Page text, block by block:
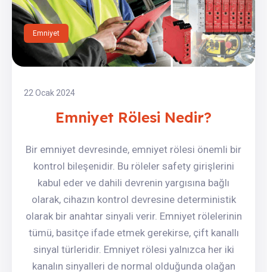
Emniyet
22 Ocak 2024
Emniyet Rölesi Nedir?
Bir emniyet devresinde, emniyet rölesi önemli bir
kontrol bileşenidir. Bu röleler safety girişlerini
kabul eder ve dahili devrenin yargısına bağlı
olarak, cihazın kontrol devresine deterministik
olarak bir anahtar sinyali verir. Emniyet rölelerinin
tümü, basitçe ifade etmek gerekirse, çift kanallı
sinyal türleridir. Emniyet rölesi yalnızca her iki
kanalın sinyalleri de normal olduğunda olağan